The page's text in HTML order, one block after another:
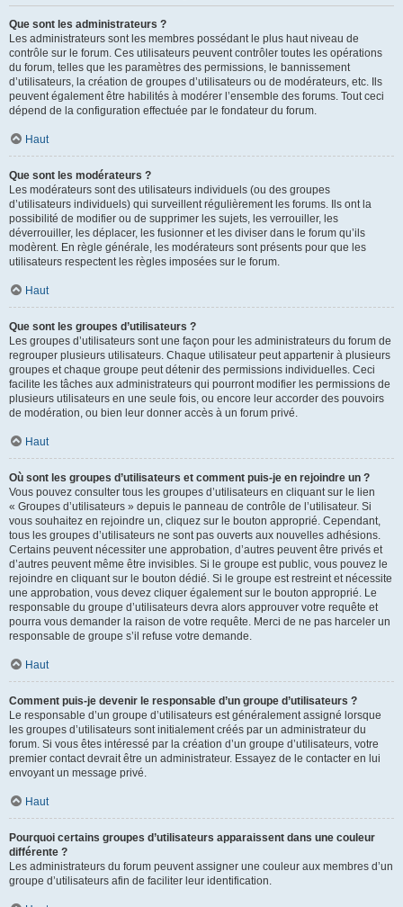
Que sont les administrateurs ?
Les administrateurs sont les membres possédant le plus haut niveau de
contrôle sur le forum. Ces utilisateurs peuvent contrôler toutes les opérations
du forum, telles que les paramètres des permissions, le bannissement
d’utilisateurs, la création de groupes d’utilisateurs ou de modérateurs, etc. Ils
peuvent également être habilités à modérer l’ensemble des forums. Tout ceci
dépend de la configuration effectuée par le fondateur du forum.
Haut
Que sont les modérateurs ?
Les modérateurs sont des utilisateurs individuels (ou des groupes
d’utilisateurs individuels) qui surveillent régulièrement les forums. Ils ont la
possibilité de modifier ou de supprimer les sujets, les verrouiller, les
déverrouiller, les déplacer, les fusionner et les diviser dans le forum qu’ils
modèrent. En règle générale, les modérateurs sont présents pour que les
utilisateurs respectent les règles imposées sur le forum.
Haut
Que sont les groupes d’utilisateurs ?
Les groupes d’utilisateurs sont une façon pour les administrateurs du forum de
regrouper plusieurs utilisateurs. Chaque utilisateur peut appartenir à plusieurs
groupes et chaque groupe peut détenir des permissions individuelles. Ceci
facilite les tâches aux administrateurs qui pourront modifier les permissions de
plusieurs utilisateurs en une seule fois, ou encore leur accorder des pouvoirs
de modération, ou bien leur donner accès à un forum privé.
Haut
Où sont les groupes d’utilisateurs et comment puis-je en rejoindre un ?
Vous pouvez consulter tous les groupes d’utilisateurs en cliquant sur le lien
« Groupes d’utilisateurs » depuis le panneau de contrôle de l’utilisateur. Si
vous souhaitez en rejoindre un, cliquez sur le bouton approprié. Cependant,
tous les groupes d’utilisateurs ne sont pas ouverts aux nouvelles adhésions.
Certains peuvent nécessiter une approbation, d’autres peuvent être privés et
d’autres peuvent même être invisibles. Si le groupe est public, vous pouvez le
rejoindre en cliquant sur le bouton dédié. Si le groupe est restreint et nécessite
une approbation, vous devez cliquer également sur le bouton approprié. Le
responsable du groupe d’utilisateurs devra alors approuver votre requête et
pourra vous demander la raison de votre requête. Merci de ne pas harceler un
responsable de groupe s’il refuse votre demande.
Haut
Comment puis-je devenir le responsable d’un groupe d’utilisateurs ?
Le responsable d’un groupe d’utilisateurs est généralement assigné lorsque
les groupes d’utilisateurs sont initialement créés par un administrateur du
forum. Si vous êtes intéressé par la création d’un groupe d’utilisateurs, votre
premier contact devrait être un administrateur. Essayez de le contacter en lui
envoyant un message privé.
Haut
Pourquoi certains groupes d’utilisateurs apparaissent dans une couleur
différente ?
Les administrateurs du forum peuvent assigner une couleur aux membres d’un
groupe d’utilisateurs afin de faciliter leur identification.